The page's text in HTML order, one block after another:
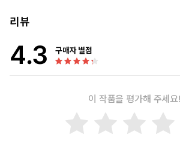
리뷰
4.3 구매자 별점
이 작품을 평가해 주세요!